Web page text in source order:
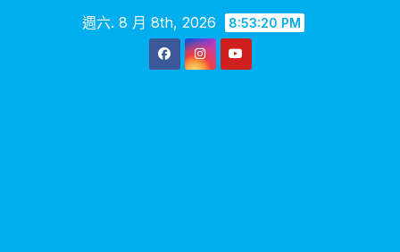
週六. 8 月 8th, 2026 8:53:21 PM